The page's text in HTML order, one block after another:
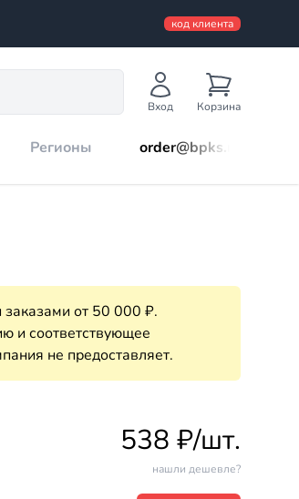
код клиента
Вход Корзина
Регионы order@bpks.ru
от 50 000 ₽.
и соответствующее
не предоставляет.
538 ₽/шт.
нашли дешевле?